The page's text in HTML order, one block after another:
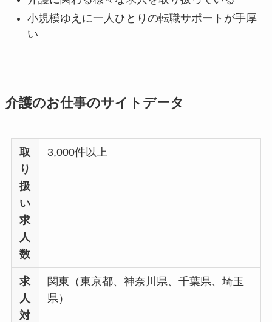
小規模ゆえに一人ひとりの転職サポートが手厚
い
介護のお仕事のサイトデータ
取
り
扱
い
求
人
数
3,000件以上
求
人
対
関東（東京都、神奈川県、千葉県、埼玉
県）